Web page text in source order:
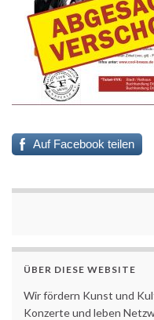
Auf Facebook teilen
ÜBER DIESE WEBSITE
Wir fördern Kunst und
Konzerte und leben